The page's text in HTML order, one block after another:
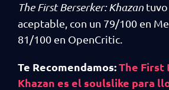
The First Berserker: Khazan
aceptable, con un 79/100 en
81/100 en OpenCritic.
Te Recomendamos:The First
Khazan es el soulslike para